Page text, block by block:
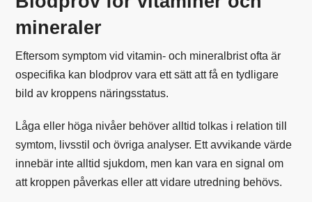
mineraler
Eftersom symptom vid vitamin- och mineralbrist ofta är
ospecifika kan blodprov vara ett sätt att få en tydligare
bild av kroppens näringsstatus.
Låga eller höga nivåer behöver alltid tolkas i relation till
symtom, livsstil och övriga analyser. Ett avvikande värde
innebär inte alltid sjukdom, men kan vara en signal om
att kroppen påverkas eller att vidare utredning behövs.